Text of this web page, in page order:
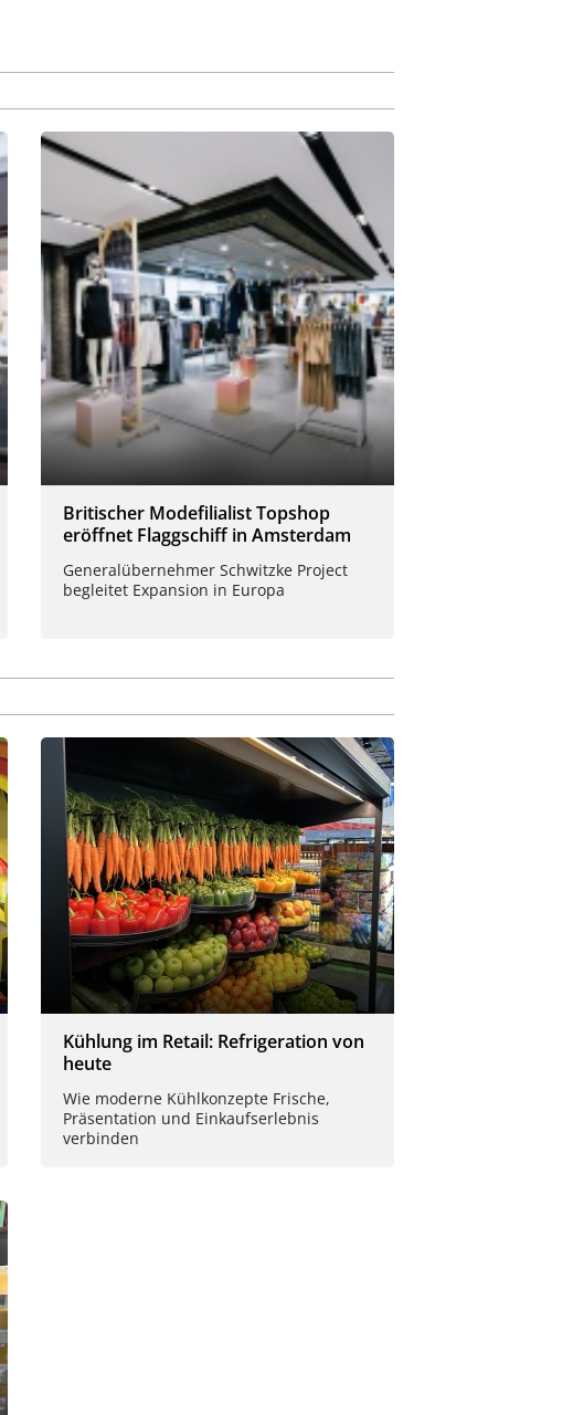
Britischer Modefilialist Topshop
eröffnet Flaggschiff in Amsterdam
Generalübernehmer Schwitzke Project
begleitet Expansion in Europa
Kühlung im Retail: Refrigeration von
heute
Wie moderne Kühlkonzepte Frische,
Präsentation und Einkaufserlebnis
verbinden